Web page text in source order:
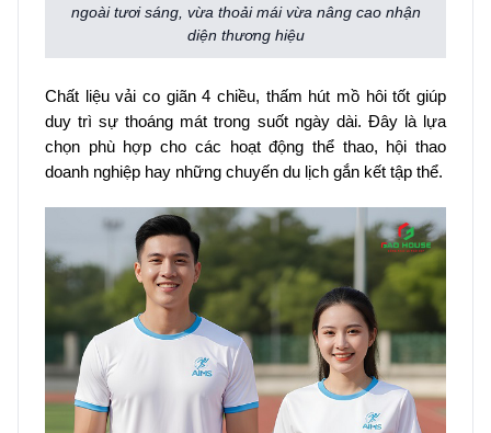
ngoài tươi sáng, vừa thoải mái vừa nâng cao nhận
diện thương hiệu
Chất liệu vải co giãn 4 chiều, thấm hút mồ hôi tốt giúp
duy trì sự thoáng mát trong suốt ngày dài. Đây là lựa
chọn phù hợp cho các hoạt động thể thao, hội thao
doanh nghiệp hay những chuyến du lịch gắn kết tập thể.